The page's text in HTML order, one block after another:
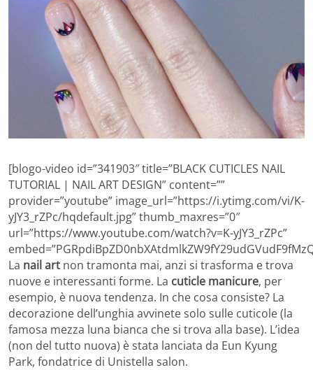
[blogo-video id=”341903″ title=”BLACK CUTICLES NAIL
TUTORIAL | NAIL ART DESIGN” content=””
provider=”youtube” image_url=”https://i.ytimg.com/vi/K-
yJY3_rZPc/hqdefault.jpg” thumb_maxres=”0″
url=”https://www.youtube.com/watch?v=K-yJY3_rZPc”
La nail art non tramonta mai, anzi si trasforma e trova
nuove e interessanti forme. La cuticle manicure, per
esempio, è nuova tendenza. In che cosa consiste? La
decorazione dell’unghia avvinete solo sulle cuticole (la
famosa mezza luna bianca che si trova alla base). L’idea
(non del tutto nuova) è stata lanciata da Eun Kyung
Park, fondatrice di Unistella salon.